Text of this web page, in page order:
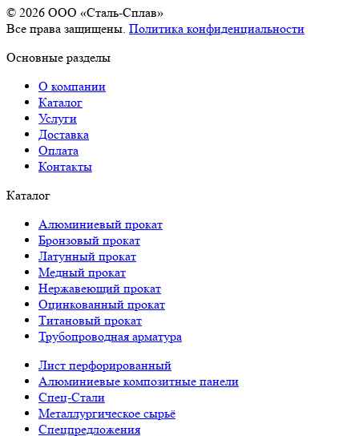
© 2026 OOO «Сталь-Сплав»
Все права защищены. Политика конфиденциальности
Основные разделы
О компании
Каталог
Услуги
Доставка
Оплата
Контакты
Каталог
Алюминиевый прокат
Бронзовый прокат
Латунный прокат
Медный прокат
Нержавеющий прокат
Оцинкованный прокат
Титановый прокат
Трубопроводная арматура
Лист перфорированный
Алюминиевые композитные панели
Спец-Стали
Металлургическое сырьё
Спецпредложения